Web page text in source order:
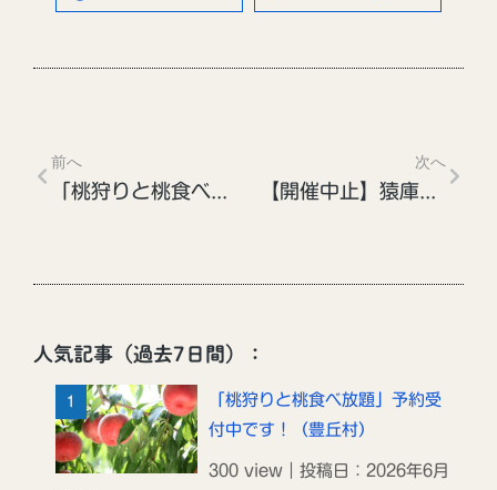
前へ 次へ
人気記事（過去7日間）：
「桃狩りと桃食べ放題」予約受
付中です！（豊丘村）
300 view｜投稿日：2026年6月